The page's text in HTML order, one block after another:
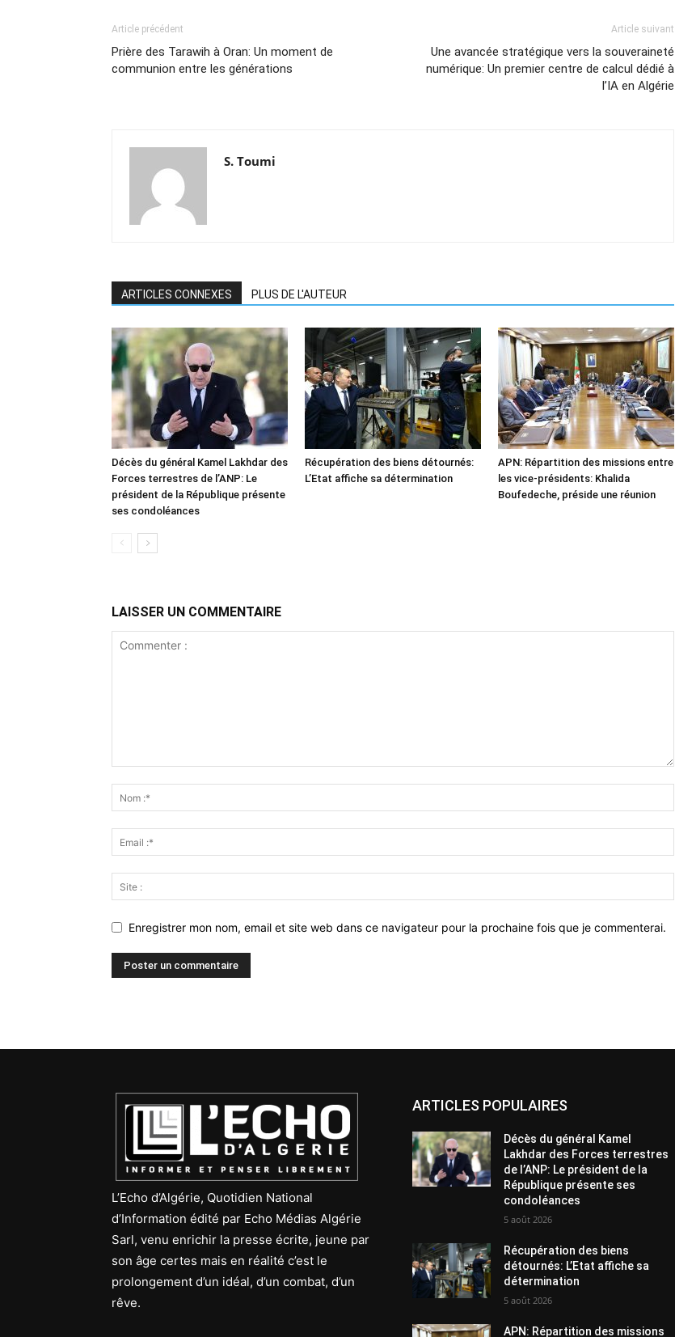
Article précédent
Prière des Tarawih à Oran: Un moment de
communion entre les générations
Article suivant
Une avancée stratégique vers la souveraineté
numérique: Un premier centre de calcul dédié à
l’IA en Algérie
S. Toumi
ARTICLES CONNEXES PLUS DE L'AUTEUR
Décès du général Kamel Lakhdar des
Forces terrestres de l’ANP: Le
président de la République présente
ses condoléances
Récupération des biens détournés:
L’Etat affiche sa détermination
APN: Répartition des missions entre
les vice-présidents: Khalida
Boufedeche, préside une réunion
LAISSER UN COMMENTAIRE
Enregistrer mon nom, email et site web dans ce navigateur pour la prochaine fois que je commenterai.
L’Echo d’Algérie, Quotidien National
d’Information édité par Echo Médias Algérie
Sarl, venu enrichir la presse écrite, jeune par
son âge certes mais en réalité c’est le
prolongement d’un idéal, d’un combat, d’un
rêve.
ARTICLES POPULAIRES
Décès du général Kamel
Lakhdar des Forces terrestres
de l’ANP: Le président de la
République présente ses
condoléances
5 août 2026
Récupération des biens
détournés: L’Etat affiche sa
détermination
5 août 2026
APN: Répartition des missions